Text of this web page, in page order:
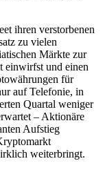
ihren verstorbenen
zu vielen
Märkte zur
einwirfst und einen
für
auf Telefonie, in
Quartal weniger
– Aktionäre
Aufstieg
weiterbringt.